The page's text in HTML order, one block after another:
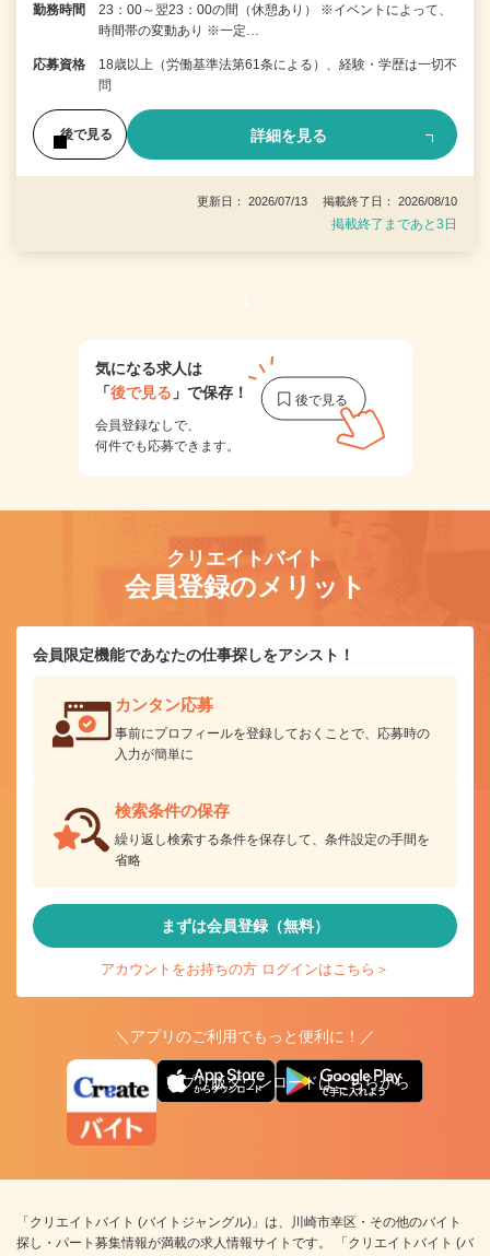
勤務時間
23：00～翌23：00の間（休憩あり） ※イベントによって、
時間帯の変動あり ※一定…
応募資格
18歳以上（労働基準法第61条による）、経験・学歴は一切不
問
後で見る 詳細を見る
更新日： 2026/07/13 掲載終了日： 2026/08/10
掲載終了まであと3日
1
気になる求人は
「後で見る 」で保存！
会員登録なしで、
何件でも応募できます。
クリエイトバイト
会員登録のメリット
会員限定機能であなたの仕事探しをアシスト！
カンタン応募
事前にプロフィールを登録しておくことで、応募時の
入力が簡単に
検索条件の保存
繰り返し検索する条件を保存して、条件設定の手間を
省略
まずは会員登録（無料）
アカウントをお持ちの方 ログインはこちら＞
＼アプリのご利用でもっと便利に！／
アプリ版ダウンロードはこちらから
「クリエイトバイト (バイトジャングル)」は、川崎市幸区・その他のバイト
探し・パート募集情報が満載の求人情報サイトです。 「クリエイトバイト (バ